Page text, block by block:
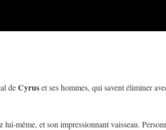
deCyruset ses hommes, qui savent éliminer
même, et son impressionnant vaisseau.